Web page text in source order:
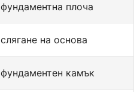
фундаментна плоча
слягане на основа
фундаментен камък